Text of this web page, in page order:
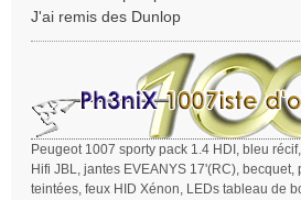
g
e
J'ai remis des Dunlop
Peugeot 1007 sporty pack 1.4 HDI, bleu
Hifi JBL, jantes EVEANYS 17'(RC), becquet,
teintées, feux HID Xénon, LEDs tableau de